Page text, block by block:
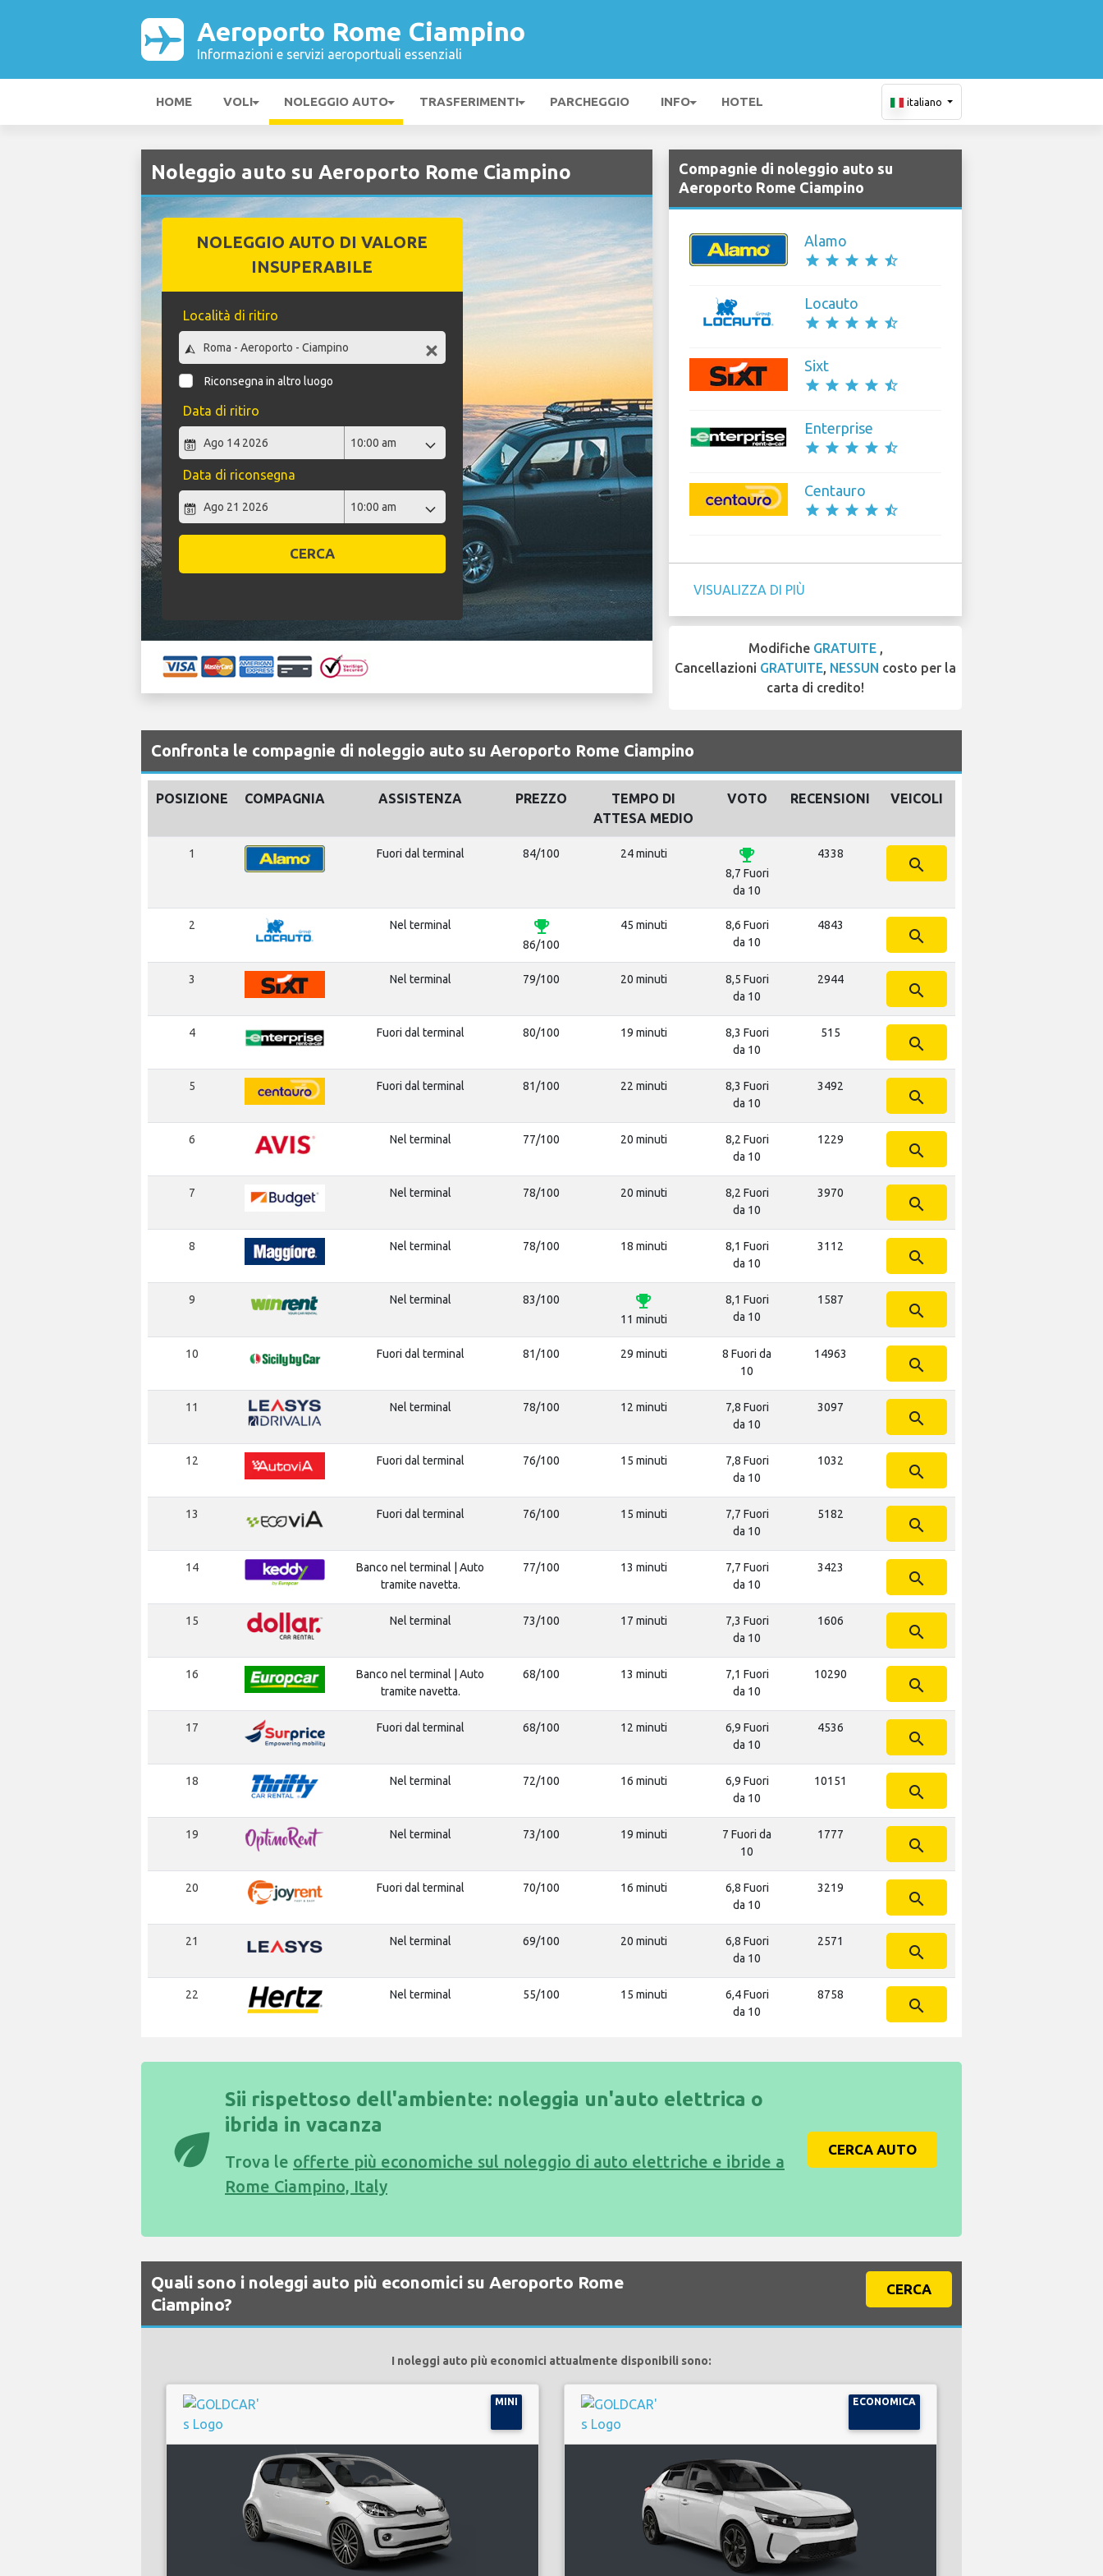
Aeroporto Rome Ciampino
Informazioni e servizi aeroportuali essenziali
HOME VOLI NOLEGGIO AUTO TRASFERIMENTI PARCHEGGIO INFO HOTEL italiano
Noleggio auto su Aeroporto Rome Ciampino
NOLEGGIO AUTO DI VALORE
INSUPERABILE
Località di ritiro
Riconsegna in altro luogo
Data di ritiro
Data di riconsegna
CERCA
Compagnie di noleggio auto su
Aeroporto Rome Ciampino
Alamo
star star star star star_half
Locauto
star star star star star_half
Sixt
star star star star star_half
Enterprise
star star star star star_half
Centauro
star star star star star_half
VISUALIZZA DI PIÙ
Modifiche GRATUITE,
Cancellazioni GRATUITE, NESSUN costo per la
carta di credito!
Confronta le compagnie di noleggio auto su Aeroporto Rome Ciampino
POSIZIONE COMPAGNIA ASSISTENZA PREZZO
TEMPO DI
ATTESA MEDIO
VOTO RECENSIONI VEICOLI
1 Fuori dal terminal 84/100 24 minuti emoji_events
8,7 Fuori
da 10
4338
search
2 Nel terminal emoji_events
86/100
45 minuti
8,6 Fuori
da 10
4843
search
3 Nel terminal 79/100 20 minuti
8,5 Fuori
da 10
2944
search
4 Fuori dal terminal 80/100 19 minuti
8,3 Fuori
da 10
515
search
5 Fuori dal terminal 81/100 22 minuti
8,3 Fuori
da 10
3492
search
6 Nel terminal 77/100 20 minuti
8,2 Fuori
da 10
1229
search
7 Nel terminal 78/100 20 minuti
8,2 Fuori
da 10
3970
search
8 Nel terminal 78/100 18 minuti
8,1 Fuori
da 10
3112
search
9 Nel terminal 83/100 emoji_events
11 minuti
8,1 Fuori
da 10
1587
search
10 Fuori dal terminal 81/100 29 minuti
8 Fuori da
10
14963
search
11 Nel terminal 78/100 12 minuti
7,8 Fuori
da 10
3097
search
12 Fuori dal terminal 76/100 15 minuti
7,8 Fuori
da 10
1032
search
13 Fuori dal terminal 76/100 15 minuti
7,7 Fuori
da 10
5182
search
14
Banco nel terminal | Auto
tramite navetta.
77/100 13 minuti
7,7 Fuori
da 10
3423
search
15 Nel terminal 73/100 17 minuti
7,3 Fuori
da 10
1606
search
16
Banco nel terminal | Auto
tramite navetta.
68/100 13 minuti
7,1 Fuori
da 10
10290
search
17 Fuori dal terminal 68/100 12 minuti
6,9 Fuori
da 10
4536
search
18 Nel terminal 72/100 16 minuti
6,9 Fuori
da 10
10151
search
19 Nel terminal 73/100 19 minuti
7 Fuori da
10
1777
search
20 Fuori dal terminal 70/100 16 minuti
6,8 Fuori
da 10
3219
search
21 Nel terminal 69/100 20 minuti
6,8 Fuori
da 10
2571
search
22 Nel terminal 55/100 15 minuti
6,4 Fuori
da 10
8758
search
eco
Sii rispettoso dell'ambiente: noleggia un'auto elettrica o
ibrida in vacanza
Trova le offerte più economiche sul noleggio di auto elettriche e ibride a
Rome Ciampino, Italy
CERCA AUTO
Quali sono i noleggi auto più economici su Aeroporto Rome
Ciampino?
CERCA
I noleggi auto più economici attualmente disponibili sono:
MINI ECONOMICA